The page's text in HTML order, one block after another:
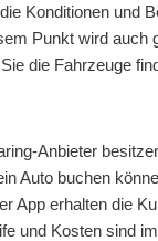
Konditionen und
Punkt wird auch
die Fahrzeuge
Anbieter
Auto buchen
App erhalten die
und Kosten sind